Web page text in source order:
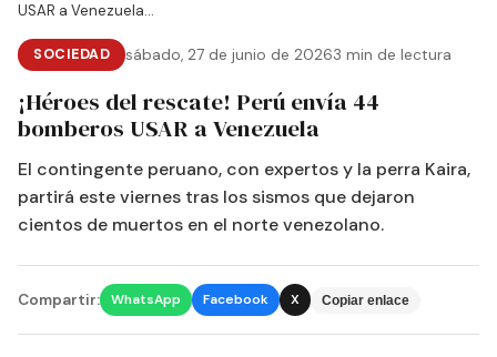
USAR a Venezuela...
SOCIEDAD sábado, 27 de junio de 20263 min de lectura
¡Héroes del rescate! Perú envía 44
bomberos USAR a Venezuela
El contingente peruano, con expertos y la perra Kaira,
partirá este viernes tras los sismos que dejaron
cientos de muertos en el norte venezolano.
Compartir: WhatsApp Facebook X Copiar enlace